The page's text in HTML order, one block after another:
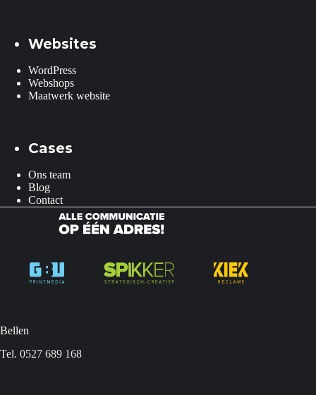
Websites
WordPress
Webshops
Maatwerk website
Cases
Ons team
Blog
Contact
Bellen
Tel. 0527 689 168